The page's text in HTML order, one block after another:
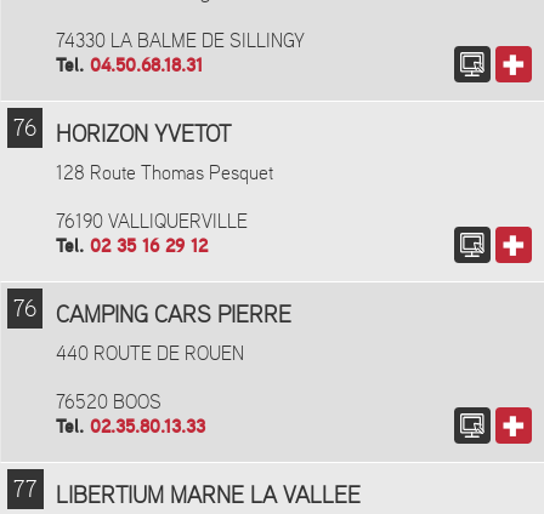
74330 LA BALME DE SILLINGY
Tel. 04.50.68.18.31
76 HORIZON YVETOT
128 Route Thomas Pesquet
76190 VALLIQUERVILLE
Tel. 02 35 16 29 12
76 CAMPING CARS PIERRE
440 ROUTE DE ROUEN
76520 BOOS
Tel. 02.35.80.13.33
77 LIBERTIUM MARNE LA VALLEE